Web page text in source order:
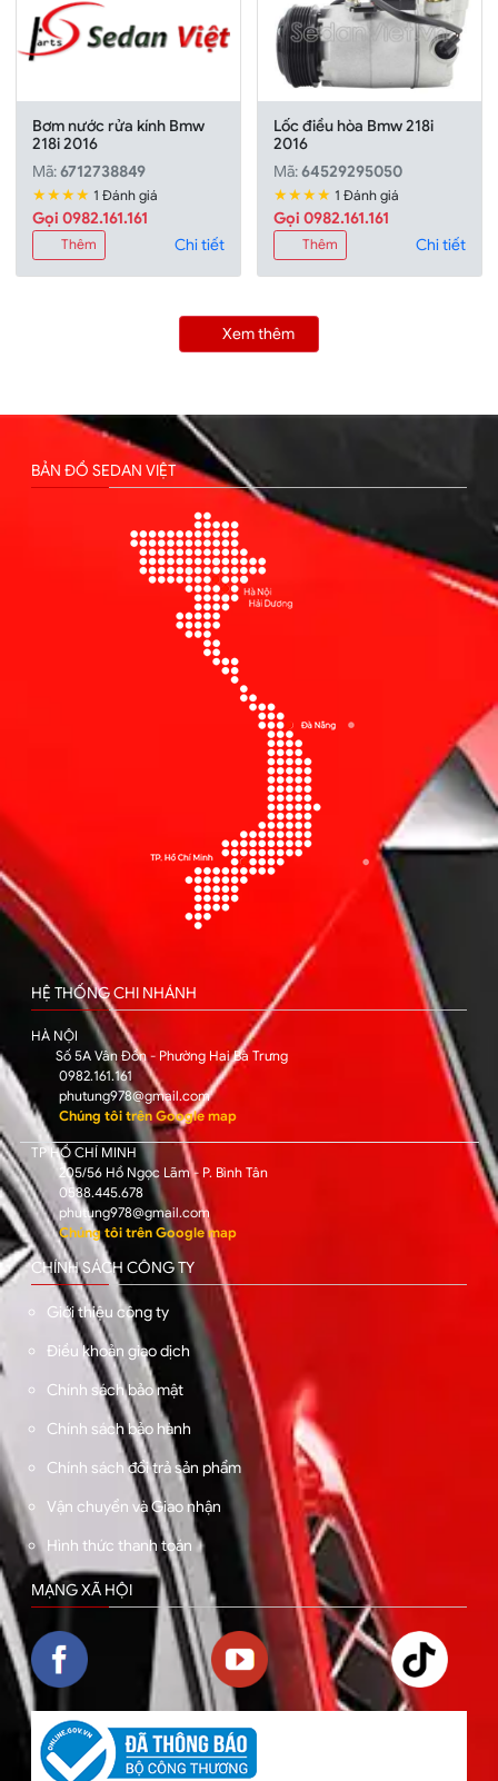
Bơm nước rửa kính Bmw
218i 2016
Mã:6712738849
★★★★ 1 Đánh giá
Gọi 0982.161.161
Thêm Chi tiết
Lốc điều hòa Bmw 218i
2016
Mã:64529295050
★★★★ 1 Đánh giá
Gọi 0982.161.161
Thêm Chi tiết
Xem thêm
BẢN ĐỒ SEDAN VIỆT
HỆ THỐNG CHI NHÁNH
HÀ NỘI
Số 5A Vân Đồn - Phường Hai Bà Trưng
0982.161.161
phutung978@gmail.com
Chúng tôi trên Google map
TP HỒ CHÍ MINH
205/56 Hồ Ngọc Lãm - P. Bình Tân
0588.445.678
phutung978@gmail.com
Chúng tôi trên Google map
CHÍNH SÁCH CÔNG TY
Giới thiệu công ty
Điều khoản giao dịch
Chính sách bảo mật
Chính sách bảo hành
Chính sách đổi trả sản phẩm
Vận chuyển và Giao nhận
Hình thức thanh toán
MẠNG XÃ HỘI